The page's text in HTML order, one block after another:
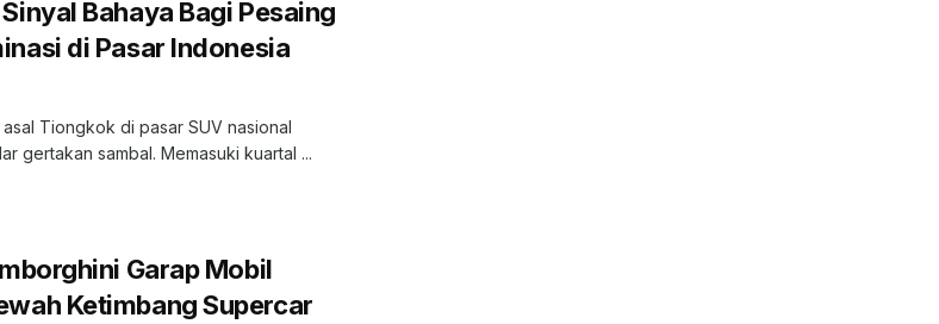
Bahaya Bagi Pesaing
di Pasar Indonesia
Tiongkok di pasar SUV nasional
gertakan sambal. Memasuki kuartal ...
Garap Mobil
Ketimbang Supercar